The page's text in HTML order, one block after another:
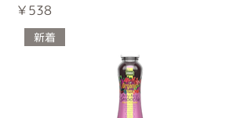
価格
￥538
新着